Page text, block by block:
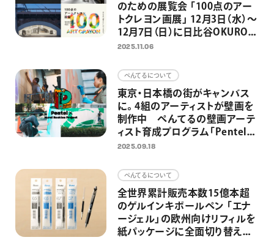
のための展覧会 「100点のアー
トクレヨン画展」 12月3日（水）～
12月7日（日）に日比谷OKUROJI
で開催 2,300点以上の応募作
2025.11.06
ぺんてるについて
東京・日本橋の街がキャンバス
に。4組のアーティストが壁画を
制作中 ぺんてるの壁画アーテ
ィスト育成プログラム「Pentel
× Mural Rookies Project」第2
2025.09.18
ぺんてるについて
全世界累計販売本数15億本超
のゲルインキボールペン 「エナ
ージェル」の欧州向けリフィルを
紙パッケージに全面切り替え